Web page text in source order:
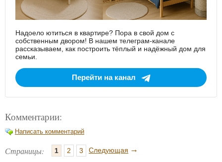
Надоело ютиться в квартире? Пора в свой дом с
собственным двором! В нашем телеграм-канале
рассказываем, как построить тёплый и надёжный дом для
семьи.
Перейти на канал
Комментарии:
Написать комментарий
Страницы: 1 2 3 Следующая →